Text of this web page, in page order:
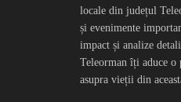
locale din județul
și evenimente
impact și analize
Teleorman îți aduce o
asupra vieții din